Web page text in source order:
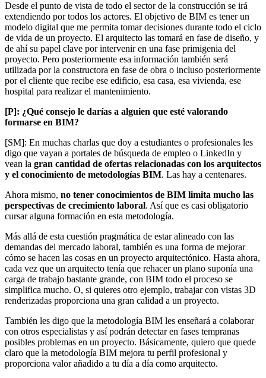
Desde el punto de vista de todo el sector de la construcción se irá
extendiendo por todos los actores. El objetivo de BIM es tener un
modelo digital que me permita tomar decisiones durante todo el ciclo
de vida de un proyecto. El arquitecto las tomará en fase de diseño, y
de ahí su papel clave por intervenir en una fase primigenia del
proyecto. Pero posteriormente esa información también será
utilizada por la constructora en fase de obra o incluso posteriormente
por el cliente que recibe ese edificio, esa casa, esa vivienda, ese
hospital para realizar el mantenimiento.
[P]: ¿Qué consejo le darías a alguien que esté valorando
formarse en BIM?
[SM]: En muchas charlas que doy a estudiantes o profesionales les
digo que vayan a portales de búsqueda de empleo o LinkedIn y
vean la gran cantidad de ofertas relacionadas con los arquitectos
y el conocimiento de metodologías BIM. Las hay a centenares.
Ahora mismo, no tener conocimientos de BIM limita mucho las
perspectivas de crecimiento laboral. Así que es casi obligatorio
cursar alguna formación en esta metodología.
Más allá de esta cuestión pragmática de estar alineado con las
demandas del mercado laboral, también es una forma de mejorar
cómo se hacen las cosas en un proyecto arquitectónico. Hasta ahora,
cada vez que un arquitecto tenía que rehacer un plano suponía una
carga de trabajo bastante grande, con BIM todo el proceso se
simplifica mucho. O, si quieres otro ejemplo, trabajar con vistas 3D
renderizadas proporciona una gran calidad a un proyecto.
También les digo que la metodología BIM les enseñará a colaborar
con otros especialistas y así podrán detectar en fases tempranas
posibles problemas en un proyecto. Básicamente, quiero que quede
claro que la metodología BIM mejora tu perfil profesional y
proporciona valor añadido a tu día a día como arquitecto.